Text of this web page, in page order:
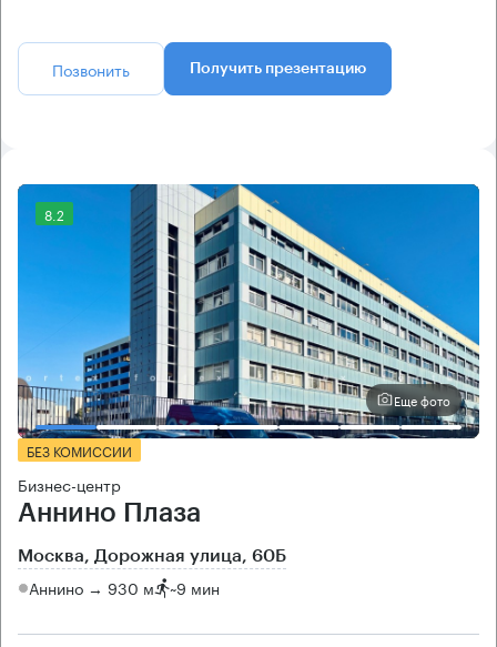
Позвонить Получить презентацию
8.2
Еще фото
БЕЗ КОМИССИИ
Бизнес-центр
Аннино Плаза
Москва, Дорожная улица, 60Б
Аннино → 930 м ~9 мин